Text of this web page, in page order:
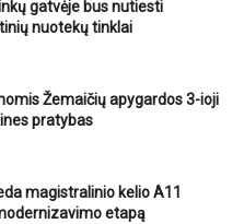
gatvėje bus nutiesti
nuotekų tinklai
Žemaičių apygardos 3-ioji
pratybas
magistralinio kelio A11
etapą